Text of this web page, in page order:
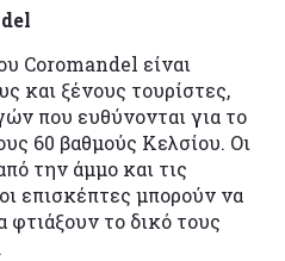
Coromandel είναι
και ξένους τουρίστες,
που ευθύνονται για το
60 βαθμούς Κελσίου. Οι
την άμμο και τις
επισκέπτες μπορούν να
το δικό τους